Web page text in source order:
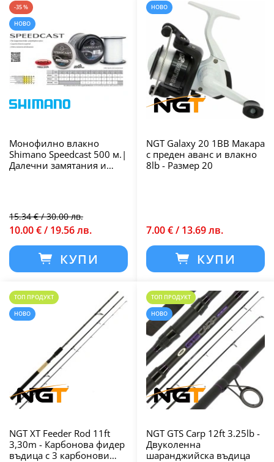
-35 %
НОВО
Монофилно влакно
Shimano Speedcast 500 м.|
Далечни замятания и
15.34 € / 30.00 лв.
10.00 € / 19.56 лв.
КУПИ
НОВО
NGT Galaxy 20 1BB Макара
с преден аванс и влакно
8lb - Размер 20
7.00 € / 13.69 лв.
КУПИ
ТОП ПРОДУКТ
НОВО
NGT XT Feeder Rod 11ft
3,30m - Карбонова фидер
въдица с 3 карбонови
ТОП ПРОДУКТ
НОВО
NGT GTS Carp 12ft 3.25lb -
Двуколенна
шаранджийска въдица